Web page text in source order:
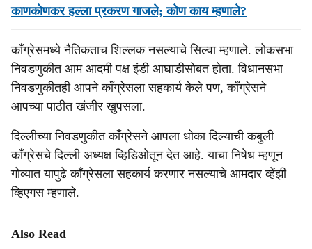
काणकोणकर हल्ला प्रकरण गाजले; कोण काय म्हणाले?
काँग्रेसमध्ये नैतिकताच शिल्लक नसल्याचे सिल्वा म्हणाले. लोकसभा
निवडणुकीत आम आदमी पक्ष इंडी आघाडीसोबत होता. विधानसभा
निवडणुकीतही आपने काँग्रेसला सहकार्य केले पण, काँग्रेसने
आपच्या पाठीत खंजीर खुपसला.
दिल्लीच्या निवडणुकीत काँग्रेसने आपला धोका दिल्याची कबुली
काँग्रेसचे दिल्ली अध्यक्ष व्हिडिओतून देत आहे. याचा निषेध म्हणून
गोव्यात यापुढे काँग्रेसला सहकार्य करणार नसल्याचे आमदार व्हेंझी
व्हिएगस म्हणाले.
Also Read